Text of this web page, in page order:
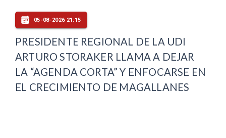
05-08-2026 21:15
PRESIDENTE REGIONAL DE LA UDI
ARTURO STORAKER LLAMA A DEJAR
LA “AGENDA CORTA” Y ENFOCARSE EN
EL CRECIMIENTO DE MAGALLANES